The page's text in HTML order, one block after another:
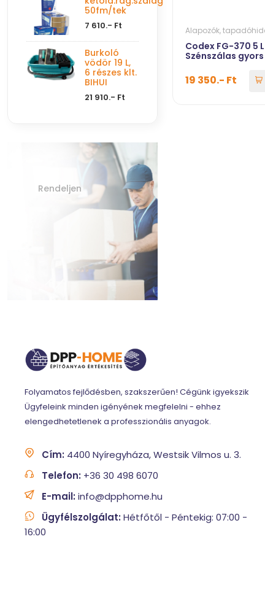
Alapozók,
Codex FG-370 5 L
Szénszálas
19 350.- Ft
50fm/tek
7 610.- Ft
Burkoló
vödör 19 L,
6 részes klt.
BIHUI
21 910.- Ft
Rendeljen
Folyamatos fejlődésben, szakszerűen! Cégünk igyekszik
Ügyfeleink minden igényének megfelelni - ehhez
elengedhetetlenek a professzionális anyagok.
Cím: 4400 Nyíregyháza, Westsik Vilmos u. 3.
Telefon: +36 30 498 6070
E-mail: info@dpphome.hu
Ügyfélszolgálat: Hétfőtől - Péntekig: 07:00 -
16:00